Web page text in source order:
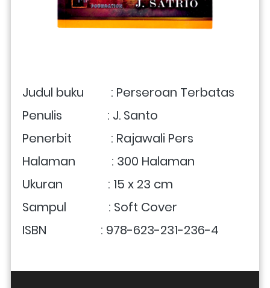
Judul buku         : Perseroan Terbatas
Penulis               : J. Santo
Penerbit             : Rajawali Pers
Halaman            : 300 Halaman
Ukuran               : 15 x 23 cm
Sampul              : Soft Cover
ISBN                  : 978-623-231-236-4